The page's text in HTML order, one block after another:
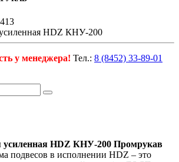
HDZ КНУ-200
у менеджера! Тел.: 8 (8452) 33-89-01
усиленная HDZ КНУ-200 Промрукав
подвесов в исполнении HDZ – это